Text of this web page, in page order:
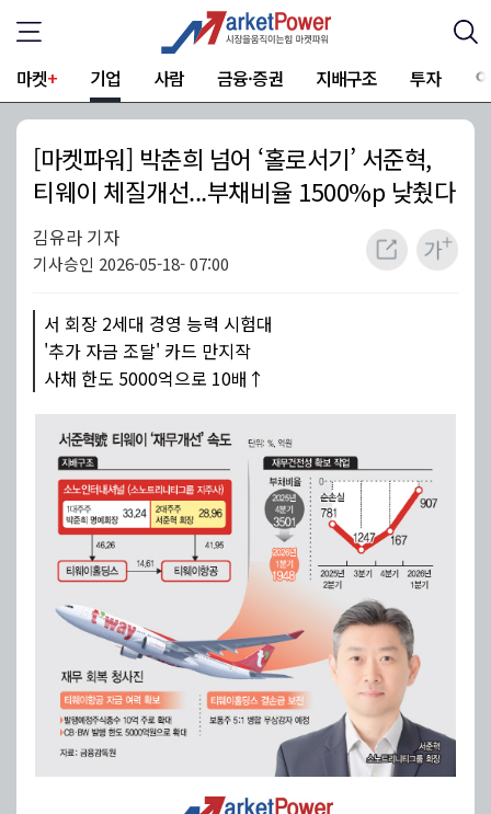
마켓+ 기업 사람 금융·증권 지배구조 투자
[마켓파워] 박춘희 넘어 ‘홀로서기’ 서준혁,
티웨이 체질개선...부채비율 1500%p 낮췄다
김유라 기자
기사승인 2026-05-18- 07:00
서 회장 2세대 경영 능력 시험대
'추가 자금 조달' 카드 만지작
사채 한도 5000억으로 10배↑